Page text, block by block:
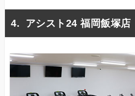
アシスト24 福岡飯塚店